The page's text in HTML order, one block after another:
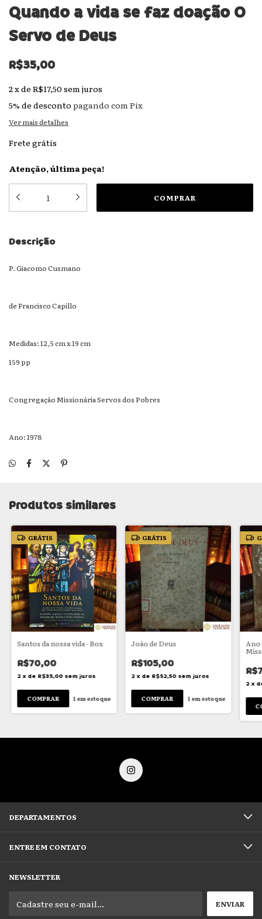
Quando a vida se faz doação O
Servo de Deus
R$35,00
2xde R$17,50 sem juros
5% de desconto pagando com Pix
Ver mais detalhes
Frete grátis
Atenção, última peça!
Descrição
P. Giacomo Cusmano
de Francisco Capillo
Medidas: 12,5 cm x 19 cm
159 pp
Congregação Missionária Servos dos Pobres
Ano: 1978
Produtos similares
GRÁTIS
Santos da nossa vida - Box
R$70,00
2 x de R$35,00 sem juros
1 em estoque
GRÁTIS
João de Deus
R$105,00
2 x de R$52,50 sem juros
1 em estoque
Ano
2 x
DEPARTAMENTOS
ENTRE EM CONTATO
NEWSLETTER